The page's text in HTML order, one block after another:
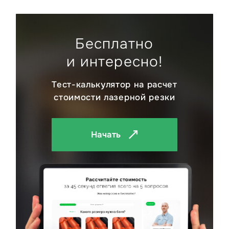
Бесплатно
и интересно!
Тест-калькулятор на расчет
стоимости лазерной резки
Начать